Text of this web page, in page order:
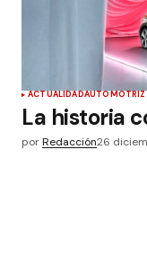
ACTUALIDADAUTOMOTRIZ
La historia
porRedacción26